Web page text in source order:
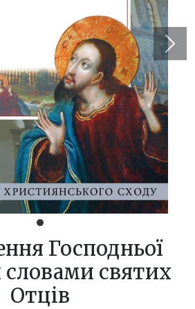
Next
Господньої
святих
Отців